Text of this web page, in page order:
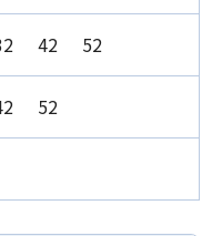
42 52
52